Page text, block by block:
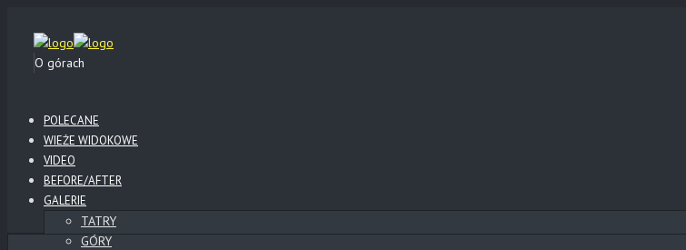
O górach
POLECANE
WIEŻE WIDOKOWE
VIDEO
BEFORE/AFTER
GALERIE
TATRY
GÓRY